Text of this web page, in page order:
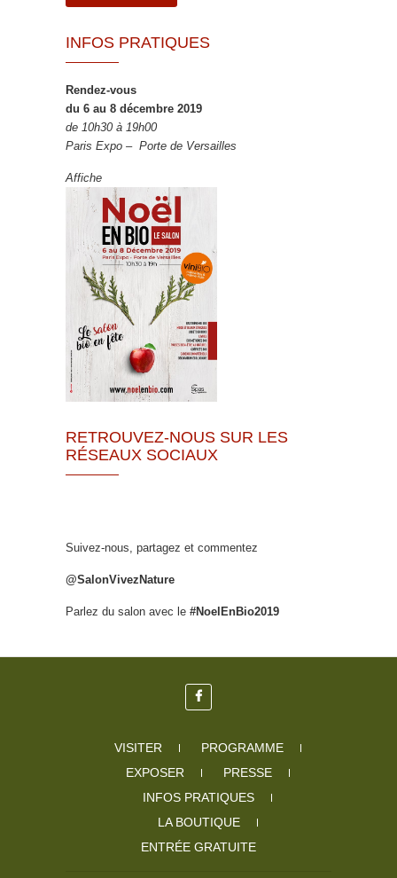
INFOS PRATIQUES
Rendez-vous
du 6 au 8 décembre 2019
de 10h30 à 19h00
Paris Expo – Porte de Versailles
Affiche
RETROUVEZ-NOUS SUR LES
RÉSEAUX SOCIAUX
Suivez-nous, partagez et commentez
@SalonVivezNature
Parlez du salon avec le #NoelEnBio2019
VISITER
PROGRAMME
EXPOSER
PRESSE
INFOS PRATIQUES
LA BOUTIQUE
ENTRÉE GRATUITE